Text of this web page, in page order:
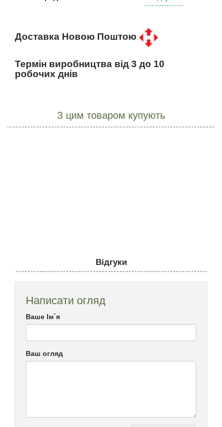
Доставка Новою Поштою
Термін виробництва від 3 до 10
робочих днів
З цим товаром купують
Відгуки
Написати огляд
Ваше Ім`я
Ваш огляд